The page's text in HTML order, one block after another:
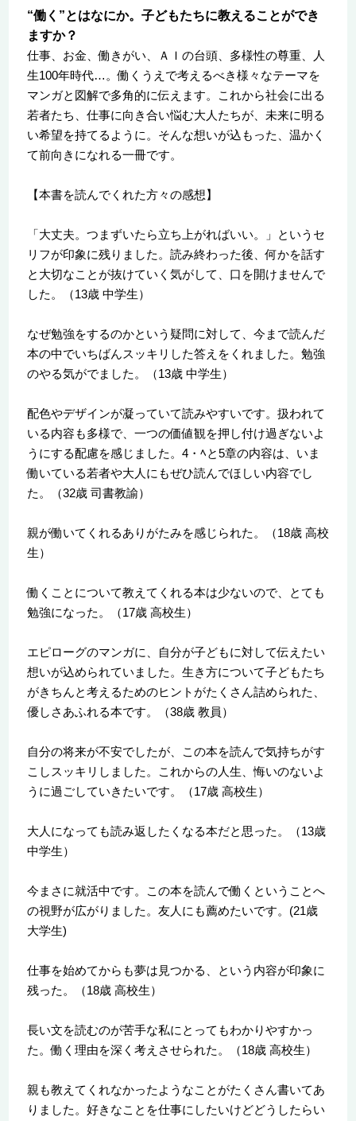
“働く”とはなにか。子どもたちに教えることができ
ますか？
仕事、お金、働きがい、ＡＩの台頭、多様性の尊重、人
生100年時代…。働くうえで考えるべき様々なテーマを
マンガと図解で多角的に伝えます。これから社会に出る
若者たち、仕事に向き合い悩む大人たちが、未来に明る
い希望を持てるように。そんな想いが込もった、温かく
て前向きになれる一冊です。
【本書を読んでくれた方々の感想】
「大丈夫。つまずいたら立ち上がればいい。」というセ
リフが印象に残りました。読み終わった後、何かを話す
と大切なことが抜けていく気がして、口を開けませんで
した。（13歳 中学生）
なぜ勉強をするのかという疑問に対して、今まで読んだ
本の中でいちばんスッキリした答えをくれました。勉強
のやる気がでました。（13歳 中学生）
配色やデザインが凝っていて読みやすいです。扱われて
いる内容も多様で、一つの価値観を押し付け過ぎないよ
うにする配慮を感じました。4・ﾍと5章の内容は、いま
働いている若者や大人にもぜひ読んでほしい内容でし
た。（32歳 司書教諭）
親が働いてくれるありがたみを感じられた。（18歳 高校
生）
働くことについて教えてくれる本は少ないので、とても
勉強になった。（17歳 高校生）
エピローグのマンガに、自分が子どもに対して伝えたい
想いが込められていました。生き方について子どもたち
がきちんと考えるためのヒントがたくさん詰められた、
優しさあふれる本です。（38歳 教員）
自分の将来が不安でしたが、この本を読んで気持ちがす
こしスッキリしました。これからの人生、悔いのないよ
うに過ごしていきたいです。（17歳 高校生）
大人になっても読み返したくなる本だと思った。（13歳
中学生）
今まさに就活中です。この本を読んで働くということへ
の視野が広がりました。友人にも薦めたいです。(21歳
大学生)
仕事を始めてからも夢は見つかる、という内容が印象に
残った。（18歳 高校生）
長い文を読むのが苦手な私にとってもわかりやすかっ
た。働く理由を深く考えさせられた。（18歳 高校生）
親も教えてくれなかったようなことがたくさん書いてあ
りました。好きなことを仕事にしたいけどどうしたらい